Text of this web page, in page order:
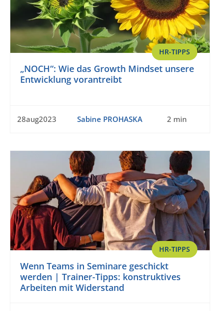
HR-TIPPS
„NOCH“: Wie das Growth Mindset unsere
Entwicklung vorantreibt
28aug2023 Sabine PROHASKA 2 min
HR-TIPPS
Wenn Teams in Seminare geschickt
werden | Trainer-Tipps: konstruktives
Arbeiten mit Widerstand